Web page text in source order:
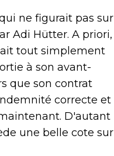
ne figurait pas sur
Adi Hütter. A priori,
tout simplement
à son avant-
que son contrat
correcte et
D'autant
une belle cote sur